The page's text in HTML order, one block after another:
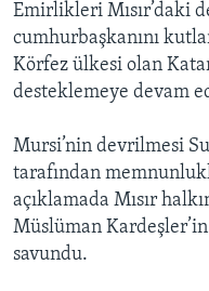
Emirlikleri Mısır’daki
cumhurbaşkanını
Körfez ülkesi olan
desteklemeye devam
Mursi’nin devrilmesi
tarafından
açıklamada Mısır
Müslüman
savundu.